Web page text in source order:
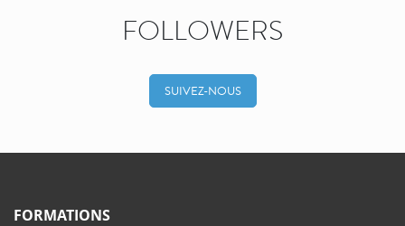
FOLLOWERS
SUIVEZ-NOUS
FORMATIONS